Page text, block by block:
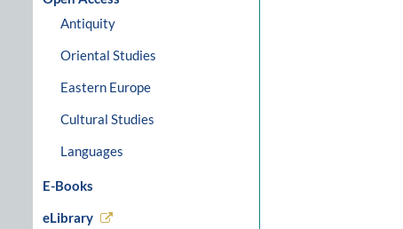
Antiquity
Oriental Studies
Eastern Europe
Cultural Studies
Languages
E-Books
eLibrary